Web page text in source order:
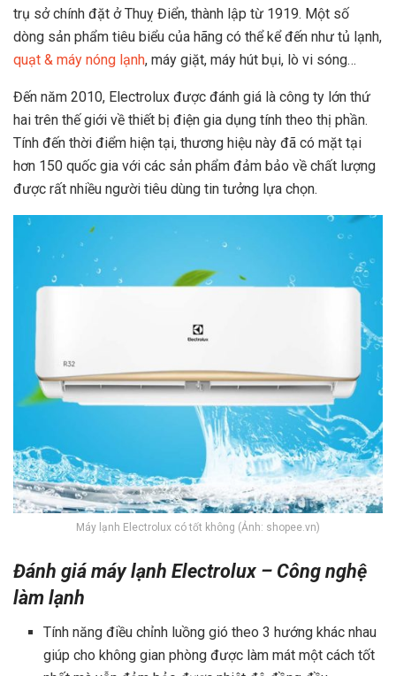
trụ sở chính đặt ở Thuỵ Điển, thành lập từ 1919. Một số
dòng sản phẩm tiêu biểu của hãng có thể kể đến như tủ lạnh,
quạt & máy nóng lạnh, máy giặt, máy hút bụi, lò vi sóng…
Đến năm 2010, Electrolux được đánh giá là công ty lớn thứ
hai trên thế giới về thiết bị điện gia dụng tính theo thị phần.
Tính đến thời điểm hiện tại, thương hiệu này đã có mặt tại
hơn 150 quốc gia với các sản phẩm đảm bảo về chất lượng
được rất nhiều người tiêu dùng tin tưởng lựa chọn.
Máy lạnh Electrolux có tốt không (Ảnh: shopee.vn)
Đánh giá máy lạnh Electrolux – Công nghệ
làm lạnh
Tính năng điều chỉnh luồng gió theo 3 hướng khác nhau
giúp cho không gian phòng được làm mát một cách tốt